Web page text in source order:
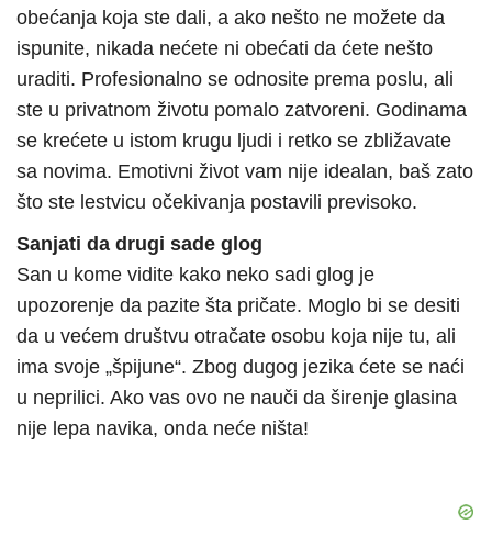
obećanja koja ste dali, a ako nešto ne možete da
ispunite, nikada nećete ni obećati da ćete nešto
uraditi. Profesionalno se odnosite prema poslu, ali
ste u privatnom životu pomalo zatvoreni. Godinama
se krećete u istom krugu ljudi i retko se zbližavate
sa novima. Emotivni život vam nije idealan, baš zato
što ste lestvicu očekivanja postavili previsoko.
Sanjati da drugi sade glog
San u kome vidite kako neko sadi glog je
upozorenje da pazite šta pričate. Moglo bi se desiti
da u većem društvu otračate osobu koja nije tu, ali
ima svoje „špijune“. Zbog dugog jezika ćete se naći
u neprilici. Ako vas ovo ne nauči da širenje glasina
nije lepa navika, onda neće ništa!